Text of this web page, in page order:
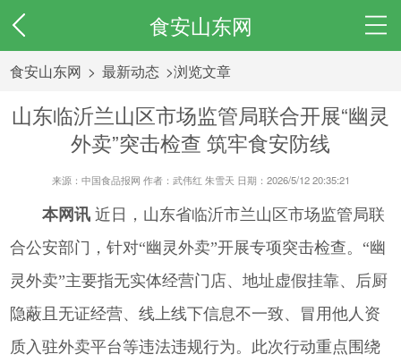
食安山东网
食安山东网 > 最新动态 >浏览文章
山东临沂兰山区市场监管局联合开展“幽灵
外卖”突击检查 筑牢食安防线
来源：中国食品报网 作者：武伟红 朱雪天 日期：2026/5/12 20:35:21
本网讯 近日，山东省临沂市兰山区市场监管局联
合公安部门，针对“幽灵外卖”开展专项突击检查。“幽
灵外卖”主要指无实体经营门店、地址虚假挂靠、后厨
隐蔽且无证经营、线上线下信息不一致、冒用他人资
质入驻外卖平台等违法违规行为。此次行动重点围绕